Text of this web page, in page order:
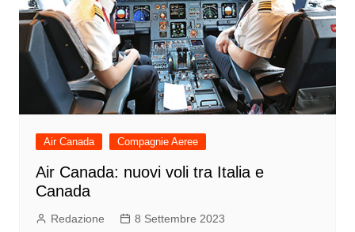
Air Canada Compagnie Aeree
Air Canada: nuovi voli tra Italia e
Canada
Redazione 8 Settembre 2023